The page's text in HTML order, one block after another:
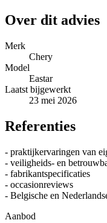
Over dit advies
Merk
Chery
Model
Eastar
Laatst bijgewerkt
23 mei 2026
Referenties
- praktijkervaringen van
- veiligheids- en
- fabrikantspecificaties
- occasionreviews
- Belgische en
Aanbod